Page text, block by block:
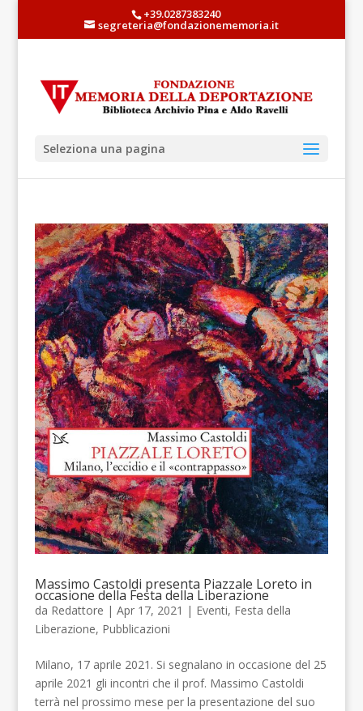
+39.0287383240
segreteria@fondazionememoria.it
Seleziona una pagina
Massimo Castoldi presenta Piazzale Loreto in
occasione della Festa della Liberazione
da Redattore | Apr 17, 2021 | Eventi, Festa della
Liberazione, Pubblicazioni
Milano, 17 aprile 2021. Si segnalano in occasione del 25
aprile 2021 gli incontri che il prof. Massimo Castoldi
terrà nel prossimo mese per la presentazione del suo